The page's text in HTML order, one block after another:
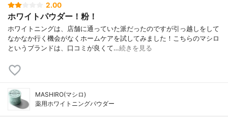
2.00
ホワイトパウダー！粉！
ホワイトニングは、店舗に通っていた派だったのですが引っ越しをして
なかなか行く機会がなくホームケアを試してみました！こちらのマシロ
というブランドは、口コミが良くて…続きを見る
MASHIRO(マシロ)
薬用ホワイトニングパウダー